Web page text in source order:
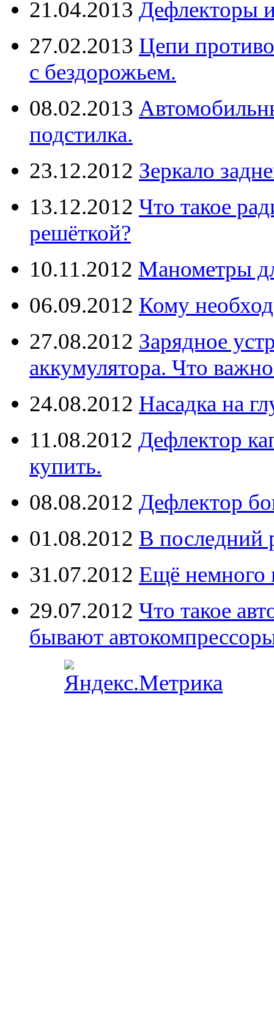
21.04.2013 Дефлекторы
27.02.2013 Цепи
с бездорожьем.
08.02.2013
подстилка.
23.12.2012 Зеркало
13.12.2012 Что такое
решёткой?
10.11.2012 Манометры
06.09.2012 Кому
27.08.2012 Зарядное
аккумулятора. Что
24.08.2012 Насадка на
11.08.2012 Дефлектор
купить.
08.08.2012 Дефлектор
01.08.2012 В последний
31.07.2012 Ещё немного
29.07.2012 Что такое
бывают